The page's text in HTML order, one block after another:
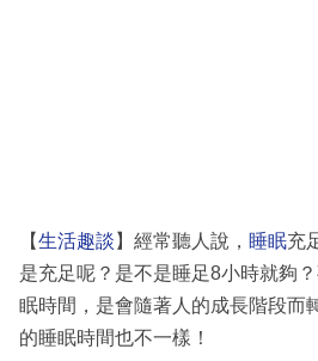
【生活趣談 】經常聽人說， 睡眠充
是充足呢？是不是睡足8小時就夠
眠時間，是會隨著人的成長階段而
的睡眠時間也不一樣！